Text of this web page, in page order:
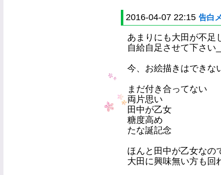
2016-04-07 22:15 告白
あまりにも大田が不足
自給自足させて下さい
今、お絵描きはできな
まだ付き合ってない
両片思い
田中が乙女
糖度高め
たな誕記念
ほんと田中が乙女なの
大田に興味無い方も回